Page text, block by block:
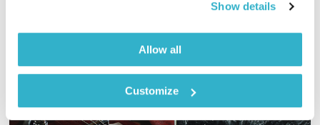
Show details
Allow all
Customize
אודיו